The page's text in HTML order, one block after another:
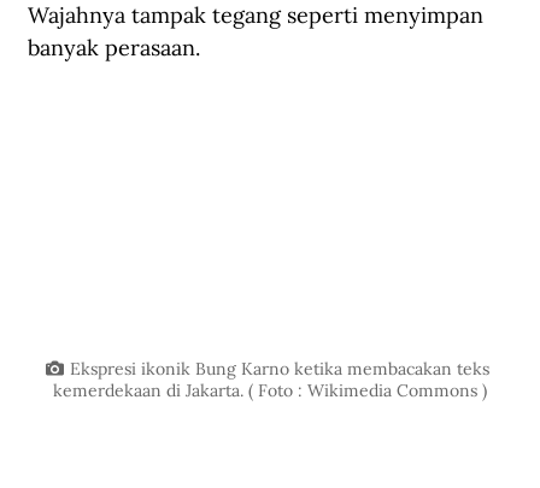
Wajahnya tampak tegang seperti menyimpan
banyak perasaan.
Ekspresi ikonik Bung Karno ketika membacakan teks
kemerdekaan di Jakarta. ( Foto : Wikimedia Commons )